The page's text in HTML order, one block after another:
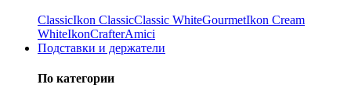
ClassicIkon ClassiсClassic WhiteGourmetIkon Cream
WhiteIkonCrafterAmici
Подставки и держатели
По категории